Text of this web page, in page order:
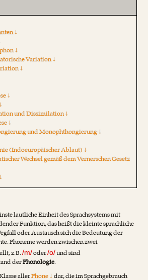
↓
↓
Variation ↓
↓
↓
und Dissimilation ↓
↓
und Monophthongierung ↓
(Indoeuropäischer Ablaut) ↓
Wechsel gemäß dem Vernerschen Gesetz
lautliche Einheit des Sprachsystems mit
Funktion, das heißt die kleinte sprachliche
oder Austausch sich die Bedeutung der
Phoneme werden zwischen zwei
z.B./m/oder/o/und sind
derPhonologie.